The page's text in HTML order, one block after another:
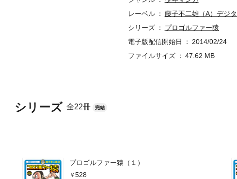
シリーズ 全22冊 完結
プロゴルファー猿（１）
528
レーベル
藤子不二雄（A）デジ
シリーズ
プロゴルファー猿
電子版配信開始日
2014/02/24
ファイルサイズ
47.62 MB